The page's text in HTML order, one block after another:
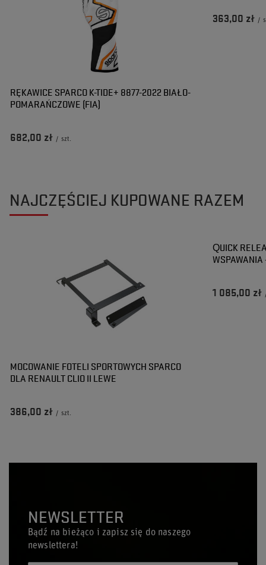
RĘKAWICE SPARCO K-TIDE+ 8877-2022 BIAŁO-
POMARAŃCZOWE (FIA)
682,00 zł / szt.
363,00 zł /
NAJCZĘŚCIEJ KUPOWANE RAZEM
MOCOWANIE FOTELI SPORTOWYCH SPARCO
DLA RENAULT CLIO II LEWE
386,00 zł / szt.
QUICK
WSPAWANIA
1 085,00 zł
NEWSLETTER
Bądź na bieżąco i zapisz się do naszego
newslettera!